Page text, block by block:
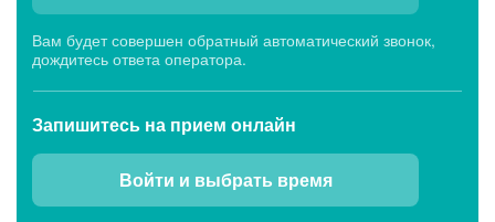
Вам будет совершен обратный автоматический звонок,
дождитесь ответа оператора.
Запишитесь на прием онлайн
Войти и выбрать время